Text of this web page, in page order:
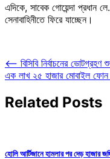
এদিকে, সাবেক গোয়েন্দা প্রধান
সেনাবাহিনীতে ফিরে যাচ্ছেন।
Post
navigation
⟵ বিসিবি নির্বাচনের
এক লাখ ২৫ হাজার মোবাইল ফোন
Related Posts
হোলি আর্টিজানে হামলার পর দেড় হাজার